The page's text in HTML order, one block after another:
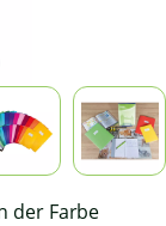
der Farbe